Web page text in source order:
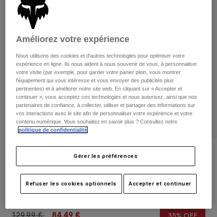
Vestes
Gants
Protections
Accessoires
Pièces de rechange
Pantalons
Gants
Vestes
Protections
Masques
Chaussettes
Sacs et accessoires
Pièces de rechange
Chemises
Voir tout
Femme
T-shirts et tops
Sweats et Pulls
Vestes
Voir tout
Protections
Masques
Chaussettes
Voir tout
Moto
Casques
Maillots
Pantalons
Protections
Gants
Vue Core Masque à lentille miroir
Article n°32974-001-OS
Price reduced from
to
Améliorez votre expérience
Nous utilisons des cookies et d'autres technologies pour optimiser votre
expérience en ligne. Ils nous aident à nous souvenir de vous, à personnaliser
votre visite (par exemple, pour garder votre panier plein, vous montrer
l'équipement qui vous intéresse et vous envoyer des publicités plus
pertinentes) et à améliorer notre site web. En cliquant sur « Accepter et
continuer », vous acceptez ces technologies et nous autorisez, ainsi que nos
partenaires de confiance, à collecter, utiliser et partager des informations sur
vos interactions avec le site afin de personnaliser votre expérience et votre
contenu numérique. Vous souhaitez en savoir plus ? Consultez notre
politique de confidentialité
Gérer les préférences
Refuser les cookies optionnels Accepter et continuer